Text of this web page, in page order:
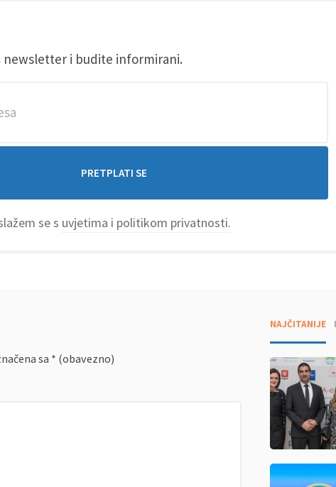
newsletter i budite informirani.
se s uvjetima i politikom privatnosti.
sa * (obavezno)
NAJČITANIJE